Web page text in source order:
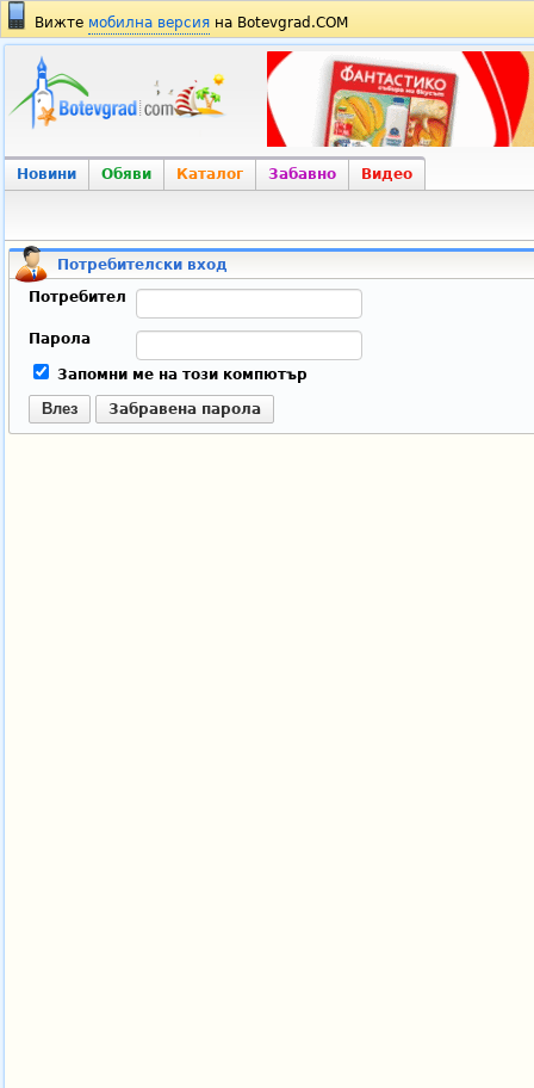
Вижте мобилна версия на Botevgrad.COM
Новини Обяви Каталог Забавно Видео
Потребителски вход
Потребител
Парола
Запомни ме на този компютър
Влез Забравена парола